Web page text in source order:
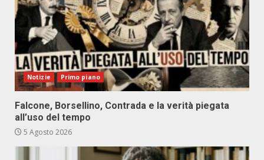
Notizie Primo piano
Falcone, Borsellino, Contrada e la verità piegata
all’uso del tempo
5 Agosto 2026